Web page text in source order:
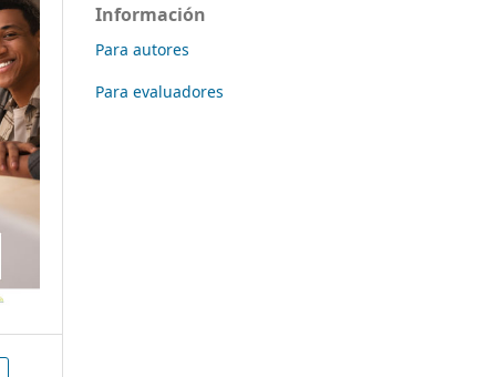
Información
Para autores
Para evaluadores